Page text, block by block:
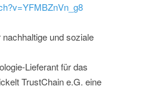
und soziale
Lieferant für das
TrustChain e.G. eine